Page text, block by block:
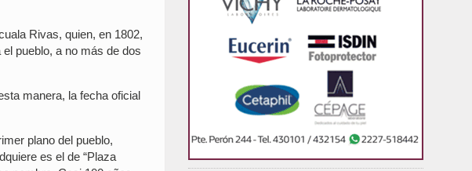
Rivas, quien, en 1802,
pueblo, a no más de dos
manera, la fecha oficial
plano del pueblo,
es el de “Plaza